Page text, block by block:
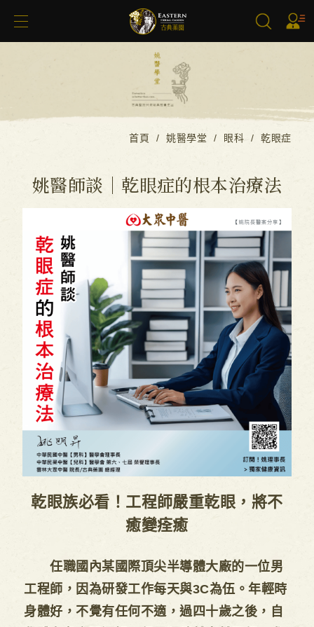
首頁 姚醫學堂 眼科 乾眼症
姚醫師談｜乾眼症的根本治療法
乾眼族必看！工程師嚴重乾眼，將不
癒變痊癒
任職國內某國際頂尖半導體大廠的一位男
工程師，因為研發工作每天與3C為伍。年輕時
身體好，不覺有任何不適，過四十歲之後，自